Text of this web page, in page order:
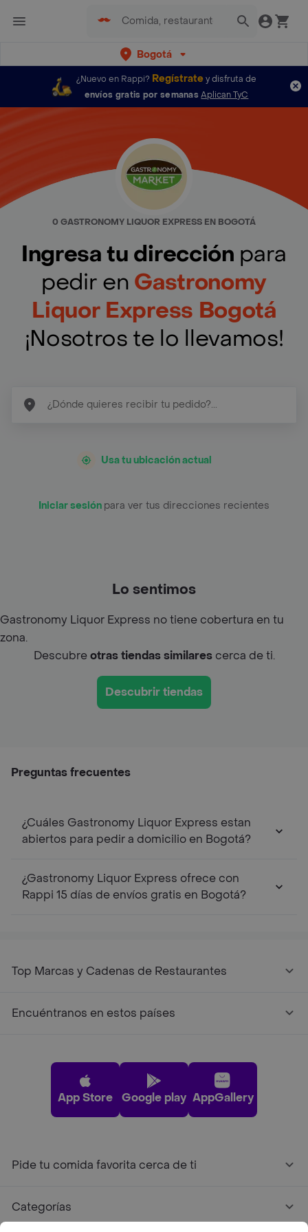
Bogotá
¿Nuevo en Rappi? Regístratey disfruta de
envíos gratis por semanas Aplican TyC
0 GASTRONOMY LIQUOR EXPRESS EN BOGOTÁ
Ingresa tu dirección para
pedir en Gastronomy
Liquor Express Bogotá
¡Nosotros te lo llevamos!
Usa tu ubicación actual
Iniciar sesión para ver tus direcciones recientes
Lo sentimos
Gastronomy Liquor Express no tiene cobertura en tu
zona.
Descubreotras tiendas similarescerca de ti.
Descubrir tiendas
Preguntas frecuentes
¿Cuáles Gastronomy Liquor Express estan
abiertos para pedir a domicilio en Bogotá?
¿Gastronomy Liquor Express ofrece con
Rappi 15 días de envíos gratis en Bogotá?
Top Marcas y Cadenas de Restaurantes
Encuéntranos en estos países
App Store Google play AppGallery
Pide tu comida favorita cerca de ti
Categorías